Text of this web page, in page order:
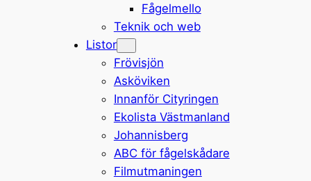
Fågelmello
Teknik och web
Listor
Frövisjön
Asköviken
Innanför Cityringen
Ekolista Västmanland
Johannisberg
ABC för fågelskådare
Filmutmaningen